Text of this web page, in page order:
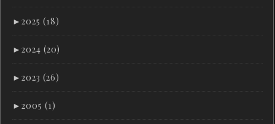
► 2025 (18)
► 2024 (20)
► 2023 (26)
► 2005 (1)